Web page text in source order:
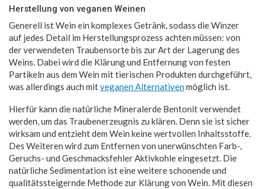
Herstellung von veganen Weinen
Generell ist Wein ein komplexes Getränk, sodass die Winzer
auf jedes Detail im Herstellungsprozess achten müssen: von
der verwendeten Traubensorte bis zur Art der Lagerung des
Weins. Dabei wird die Klärung und Entfernung von festen
Partikeln aus dem Wein mit tierischen Produkten durchgeführt,
was allerdings auch mitveganen Alternativenmöglich ist.
Hierfür kann die natürliche Mineralerde Bentonit verwendet
werden, um das Traubenerzeugnis zu klären. Denn sie ist sicher
wirksam und entzieht dem Wein keine wertvollen Inhaltsstoffe.
Des Weiteren wird zum Entfernen von unerwünschten Farb-,
Geruchs- und Geschmacksfehler Aktivkohle eingesetzt. Die
natürliche Sedimentation ist eine weitere schonende und
qualitätssteigernde Methode zur Klärung von Wein. Mit diesen